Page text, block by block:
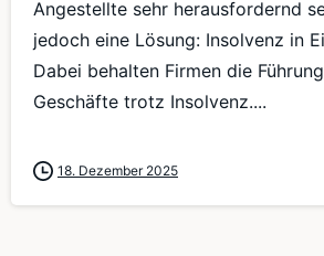
Angestellte sehr herausfordernd
jedoch eine Lösung: Insolvenz in
Dabei behalten Firmen die
Geschäfte trotz Insolvenz....
18. Dezember 2025